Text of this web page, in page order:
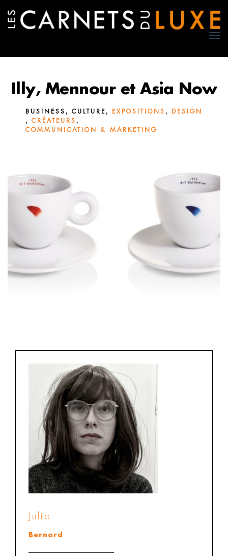
Illy, Mennour et Asia Now
BUSINESS , CULTURE, EXPOSITIONS , DESIGN
, CRÉATEURS ,
COMMUNICATION & MARKETING
Julie
Bernard